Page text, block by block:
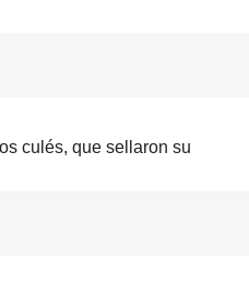
culés, que sellaron su